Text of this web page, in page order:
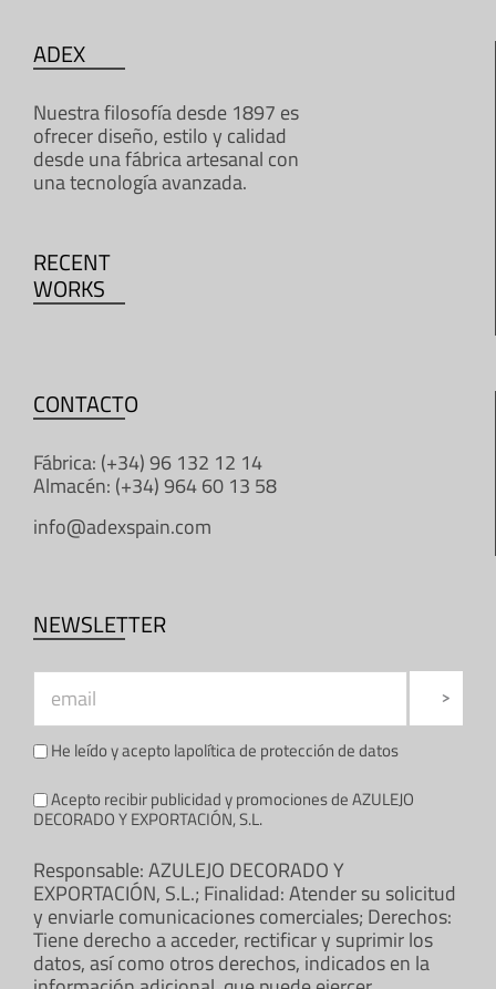
ADEX
Nuestra filosofía desde 1897 es
ofrecer diseño, estilo y calidad
desde una fábrica artesanal con
una tecnología avanzada.
RECENT
WORKS
CONTACTO
Fábrica: (+34) 96 132 12 14
Almacén: (+34) 964 60 13 58
info@adexspain.com
NEWSLETTER
He leído y acepto lapolítica de protección de datos
Acepto recibir publicidad y promociones de AZULEJO
DECORADO Y EXPORTACIÓN, S.L.
Responsable: AZULEJO DECORADO Y
EXPORTACIÓN, S.L.; Finalidad: Atender su solicitud
y enviarle comunicaciones comerciales; Derechos:
Tiene derecho a acceder, rectificar y suprimir los
datos, así como otros derechos, indicados en la